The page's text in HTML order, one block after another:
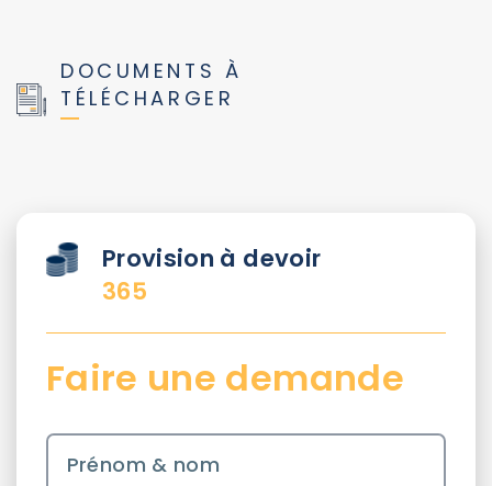
DOCUMENTS À
TÉLÉCHARGER
Provision à devoir
365
Faire une demande
Prénom & nom